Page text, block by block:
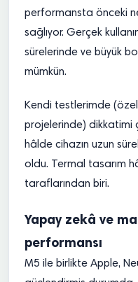
performansta önceki
sağlıyor. Gerçek
sürelerinde ve büyük
mümkün.
Kendi testlerimde
projelerinde) dikkatimi
hâlde cihazın uzun
oldu. Termal tasarım
taraflarından biri.
Yapay zekâ ve
performansı
M5 ile birlikte Apple,